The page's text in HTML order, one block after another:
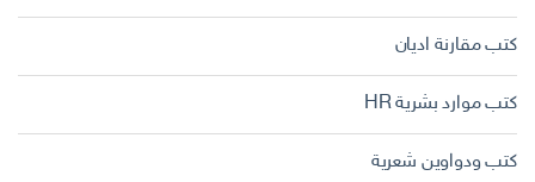
كتب مقارنة اديان
كتب موارد بشرية HR
كتب ودواوين شعرية